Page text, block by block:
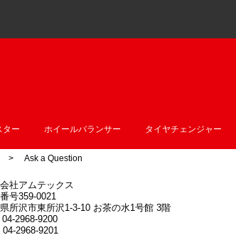
ター ホイールバランサー タイヤチェンジャー
> Ask a Question
社アムテックス
号359-0021
所沢市東所沢1-3-10 お茶の水1号館 3階
2968-9200
04-2968-9201